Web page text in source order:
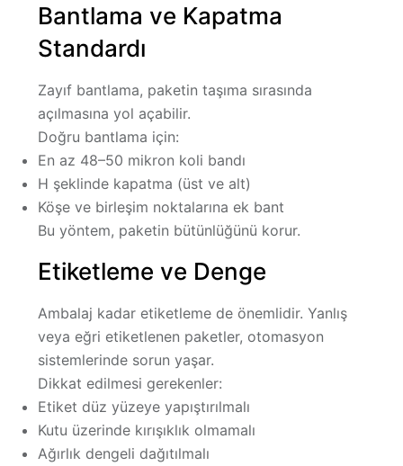
Bantlama ve Kapatma
Standardı
Zayıf bantlama, paketin taşıma sırasında
açılmasına yol açabilir.
Doğru bantlama için:
En az 48–50 mikron koli bandı
H şeklinde kapatma (üst ve alt)
Köşe ve birleşim noktalarına ek bant
Bu yöntem, paketin bütünlüğünü korur.
Etiketleme ve Denge
Ambalaj kadar etiketleme de önemlidir. Yanlış
veya eğri etiketlenen paketler, otomasyon
sistemlerinde sorun yaşar.
Dikkat edilmesi gerekenler:
Etiket düz yüzeye yapıştırılmalı
Kutu üzerinde kırışıklık olmamalı
Ağırlık dengeli dağıtılmalı